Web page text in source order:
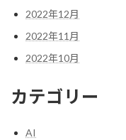
2022年12月
2022年11月
2022年10月
カテゴリー
AI